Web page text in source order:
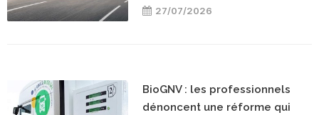
27/07/2026
BioGNV : les professionnels
dénoncent une réforme qui